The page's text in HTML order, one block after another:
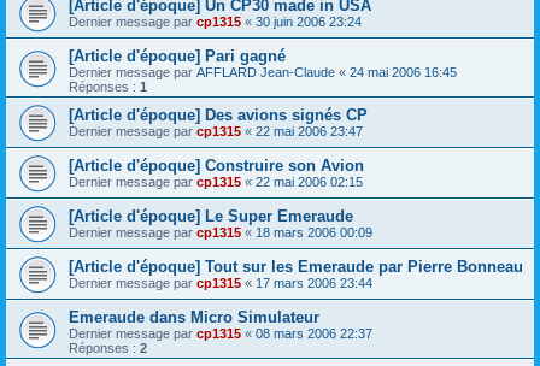
[Article d'époque] Un CP30 made in USA
Dernier message par cp1315 « 30 juin 2006 23:24
[Article d'époque] Pari gagné
Dernier message par AFFLARD Jean-Claude « 24 mai 2006 16:45
Réponses : 1
[Article d'époque] Des avions signés CP
Dernier message par cp1315 « 22 mai 2006 23:47
[Article d'époque] Construire son Avion
Dernier message par cp1315 « 22 mai 2006 02:15
[Article d'époque] Le Super Emeraude
Dernier message par cp1315 « 18 mars 2006 00:09
[Article d'époque] Tout sur les Emeraude par Pierre Bonneau
Dernier message par cp1315 « 17 mars 2006 23:44
Emeraude dans Micro Simulateur
Dernier message par cp1315 « 08 mars 2006 22:37
Réponses : 2